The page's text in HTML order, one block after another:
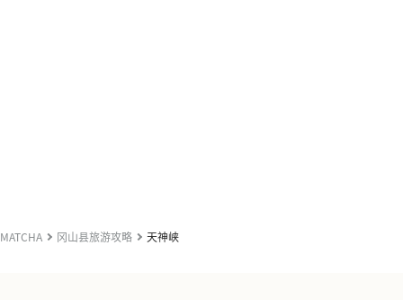
MATCHA 冈山县旅游攻略 天神峡